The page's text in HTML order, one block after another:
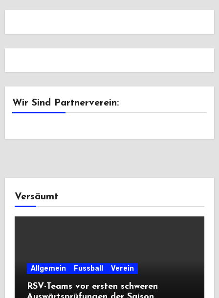
Wir Sind Partnerverein:
Versäumt
Allgemein Fussball Verein
RSV-Teams vor ersten schweren